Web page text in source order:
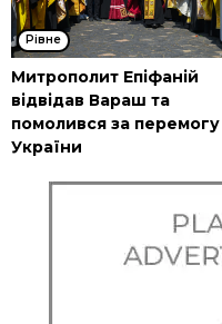
Рівне
Митрополит Епіфаній
відвідав Вараш та
помолився за перемогу
України